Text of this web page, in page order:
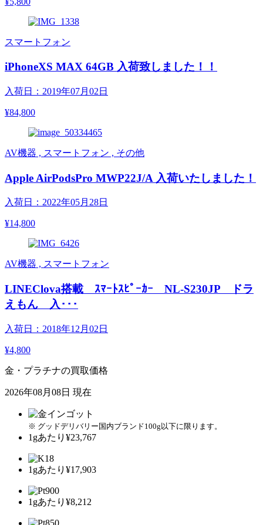
スマートフォン
iPhoneXS MAX 64GB 入荷致しました！！
入荷日：2019年07月02日
¥84,800
AV機器 , スマートフォン , その他
Apple AirPodsPro MWP22J/A 入荷いたしました！
入荷日：2022年05月28日
¥14,800
AV機器 , スマートフォン
LINEClova搭載 ｽﾏｰﾄｽﾋﾟｰｶｰ NL-S230JP ドラ
えもん 入･･･
入荷日：2018年12月02日
¥4,800
金・プラチナの買取価格
2026年08月08日 現在
※ グッドデリバリー国内ブランド100g以下に限ります。
1gあたり ¥23,767
1gあたり ¥17,903
1gあたり ¥8,212